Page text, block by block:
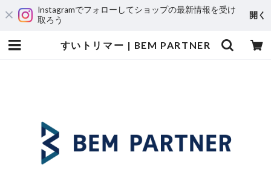
Instagramでフォローしてショップの最新情報を受け
取ろう
開く
すいトリマー | BEM PARTNER